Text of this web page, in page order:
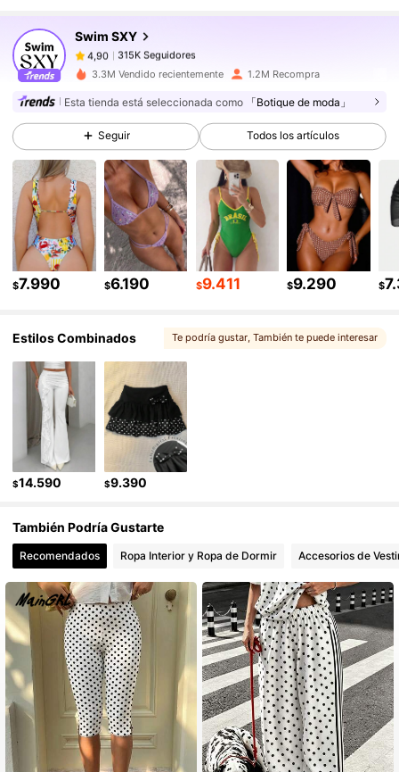
Swim SXY
4,90
315K Seguidores
m***9pagóHace 1 día
4,90 315K Seguidores
4,90 315K Seguidores
4,90 315K Seguidores
4,90 315K Seguidores
4,90 315K Seguidores
4,90 315K Seguidores
315K Seguidores
3.3M Vendido recientemente 1.2M Recompra
Esta tienda está seleccionada como 「Botique de moda」
Seguir Todos los artículos
$7.990 $6.190 $9.411 $9.290 $
Estilos Combinados Te podría gustar, También te puede interesar
$14.590 $9.390
También Podría Gustarte
Recomendados Ropa Interior y Ropa de Dormir Accesorios de